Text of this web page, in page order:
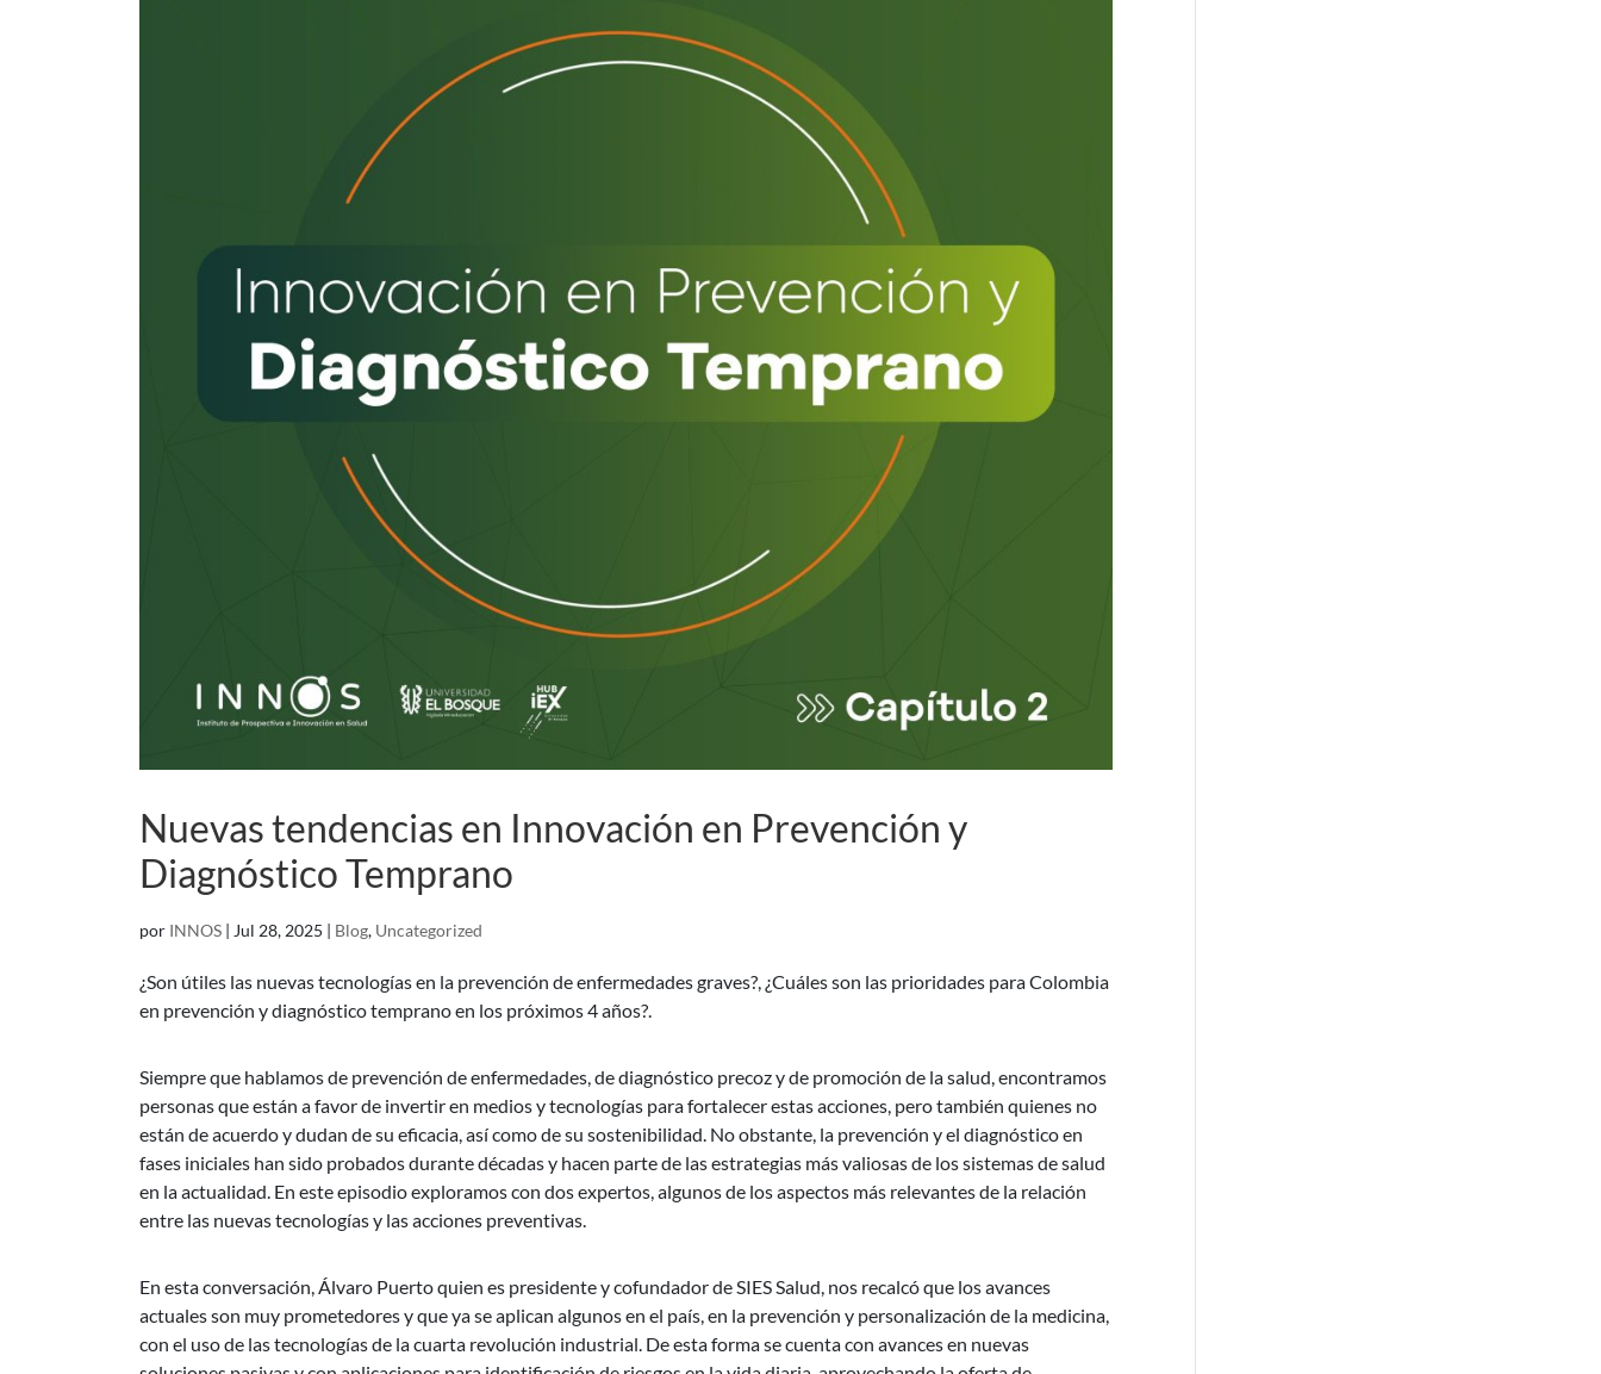
Nuevas tendencias en Innovación en Prevención y
Diagnóstico Temprano
por INNOS | Jul 28, 2025 | Blog, Uncategorized
¿Son útiles las nuevas tecnologías en la prevención de enfermedades graves?, ¿Cuáles son las prioridades para Colombia
en prevención y diagnóstico temprano en los próximos 4 años?.
Siempre que hablamos de prevención de enfermedades, de diagnóstico precoz y de promoción de la salud, encontramos
personas que están a favor de invertir en medios y tecnologías para fortalecer estas acciones, pero también quienes no
están de acuerdo y dudan de su eficacia, así como de su sostenibilidad. No obstante, la prevención y el diagnóstico en
fases iniciales han sido probados durante décadas y hacen parte de las estrategias más valiosas de los sistemas de salud
en la actualidad. En este episodio exploramos con dos expertos, algunos de los aspectos más relevantes de la relación
entre las nuevas tecnologías y las acciones preventivas.
En esta conversación, Álvaro Puerto quien es presidente y cofundador de SIES Salud, nos recalcó que los avances
actuales son muy prometedores y que ya se aplican algunos en el país, en la prevención y personalización de la medicina,
con el uso de las tecnologías de la cuarta revolución industrial. De esta forma se cuenta con avances en nuevas